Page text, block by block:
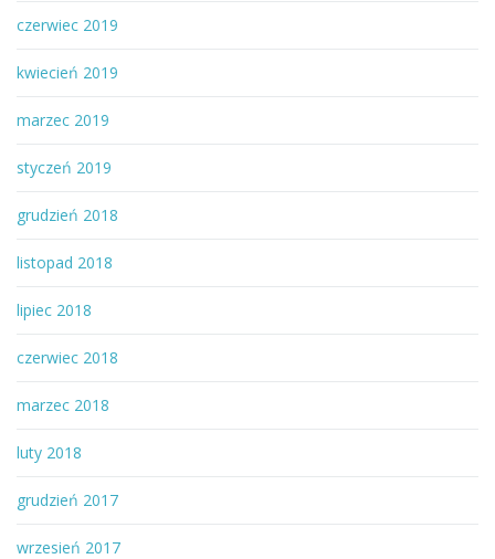
czerwiec 2019
kwiecień 2019
marzec 2019
styczeń 2019
grudzień 2018
listopad 2018
lipiec 2018
czerwiec 2018
marzec 2018
luty 2018
grudzień 2017
wrzesień 2017